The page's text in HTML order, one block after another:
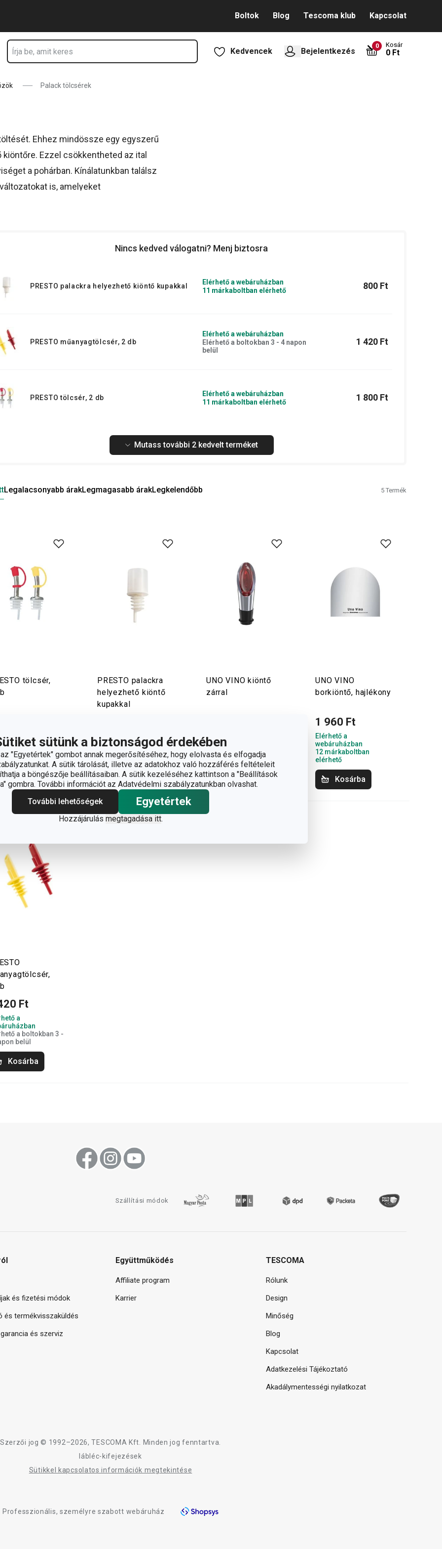
sütünk a biztonságod érdekében
"Egyetértek" gombot annak megerősítéséhez, hogy elolvasta és elfogadja
A sütik tárolását, illetve az adatokhoz való hozzáférés feltételeit
a böngészője beállításaiban. A sütik kezeléséhez kattintson a "Beállítások
gombra. További információt az Adatvédelmi szabályzatunkban olvashat.
További lehetőségek
Egyetértek
Hozzájárulás megtagadása itt.
Boltok Blog Tescoma klub Kapcsolat
Kedvencek Bejelentkezés
0 Kosár
0 Ft
Palack tölcsérek
Ehhez mindössze egy egyszerű
Ezzel csökkentheted az ital
a pohárban. Kínálatunkban találsz
is, amelyeket
Ne feledkezz meg a
Nincs kedved válogatni? Menj biztosra
PRESTO palackra helyezhető kiöntő kupakkal
Elérhető a webáruházban
11 márkaboltban elérhető
800 Ft
PRESTO műanyagtölcsér, 2 db
Elérhető a webáruházban
Elérhető a boltokban 3 - 4 napon
belül
1 420 Ft
PRESTO tölcsér, 2 db
Elérhető a webáruházban
11 márkaboltban elérhető
1 800 Ft
Mutass további 2 kedvelt terméket
Legalacsonyabb árakLegmagasabb árakLegkelendőbb 5Termék
tölcsér,
a
Kosárba
PRESTO palackra
helyezhető kiöntő
kupakkal
Elérhető a
webáruházban
11 márkaboltban
elérhető
Kosárba
UNO VINO kiöntő
zárral
Elérhető a
webáruházban
12 márkaboltban
elérhető
Kosárba
UNO VINO
borkiöntő, hajlékony
1 960 Ft
Elérhető a
webáruházban
12 márkaboltban
elérhető
Kosárba
Ft
a
a boltokban 3 -
belül
Kosárba
Szállítási módok
és fizetési módok
és termékvisszaküldés
és szerviz
Együttműködés
Affiliate program
Karrier
TESCOMA
Rólunk
Design
Minőség
Blog
Kapcsolat
Adatkezelési Tájékoztató
Akadálymentességi nyilatkozat
Szerzői jog © 1992–2026, TESCOMA Kft. Minden jog fenntartva.
lábléc-kifejezések
Sütikkel kapcsolatos információk megtekintése
Professzionális, személyre szabott webáruház